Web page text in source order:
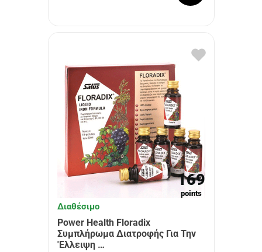
169
points
Διαθέσιμο
Power Health Floradix
Συμπλήρωμα Διατροφής Για Την
'Ελλειψη …